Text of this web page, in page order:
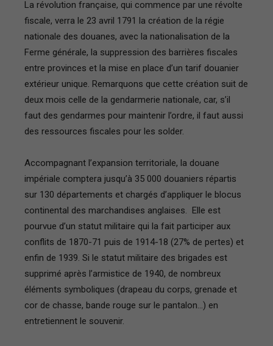
La révolution française, qui commence par une révolte
fiscale, verra le 23 avril 1791 la création de la régie
nationale des douanes, avec la nationalisation de la
Ferme générale, la suppression des barrières fiscales
entre provinces et la mise en place d’un tarif douanier
extérieur unique. Remarquons que cette création suit de
deux mois celle de la gendarmerie nationale, car, s’il
faut des gendarmes pour maintenir l’ordre, il faut aussi
des ressources fiscales pour les solder.
Accompagnant l’expansion territoriale, la douane
impériale comptera jusqu’à 35 000 douaniers répartis
sur 130 départements et chargés d’appliquer le blocus
continental des marchandises anglaises. Elle est
pourvue d’un statut militaire qui la fait participer aux
conflits de 1870-71 puis de 1914-18 (27% de pertes) et
enfin de 1939. Si le statut militaire des brigades est
supprimé après l’armistice de 1940, de nombreux
éléments symboliques (drapeau du corps, grenade et
cor de chasse, bande rouge sur le pantalon…) en
entretiennent le souvenir.